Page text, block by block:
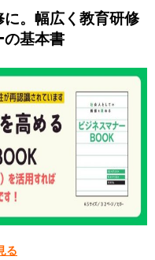
。 幅広く教育研修
の基本書
る